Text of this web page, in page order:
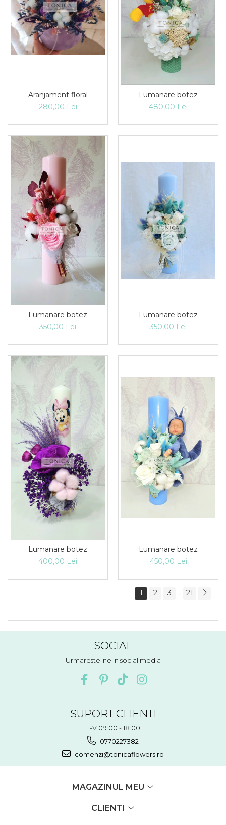
Aranjament floral
280,00 Lei
Lumanare botez
480,00 Lei
Lumanare botez
350,00 Lei
Lumanare botez
350,00 Lei
Lumanare botez
400,00 Lei
Lumanare botez
450,00 Lei
1 2 3 21
SOCIAL
Urmareste-ne in social media
SUPORT CLIENTI
L-V 09:00 - 18:00
0770227382
comenzi@tonicaflowers.ro
MAGAZINUL MEU
CLIENTI